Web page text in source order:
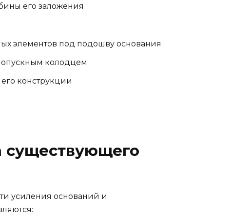
его заложения
элементов под подошву основания
опускным колодцем
конструкции
существующего
усиления оснований и